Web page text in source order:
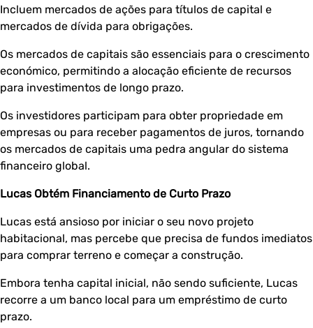
Incluem mercados de ações para títulos de capital e
mercados de dívida para obrigações.
Os mercados de capitais são essenciais para o crescimento
económico, permitindo a alocação eficiente de recursos
para investimentos de longo prazo.
Os investidores participam para obter propriedade em
empresas ou para receber pagamentos de juros, tornando
os mercados de capitais uma pedra angular do sistema
financeiro global.
Lucas Obtém Financiamento de Curto Prazo
Lucas está ansioso por iniciar o seu novo projeto
habitacional, mas percebe que precisa de fundos imediatos
para comprar terreno e começar a construção.
Embora tenha capital inicial, não sendo suficiente, Lucas
recorre a um banco local para um empréstimo de curto
prazo.